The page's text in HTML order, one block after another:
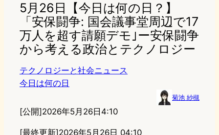
5月26日【今日は何の日？】
「安保闘争: 国会議事堂周辺で17
万人を超す請願デモ｣ー安保闘争
から考える政治とテクノロジー
テクノロジーと社会ニュース
今日は何の日
菊池 紗槻
[公開]2026年5月26日4:10
[最終更新]2026年5月26日 04:10